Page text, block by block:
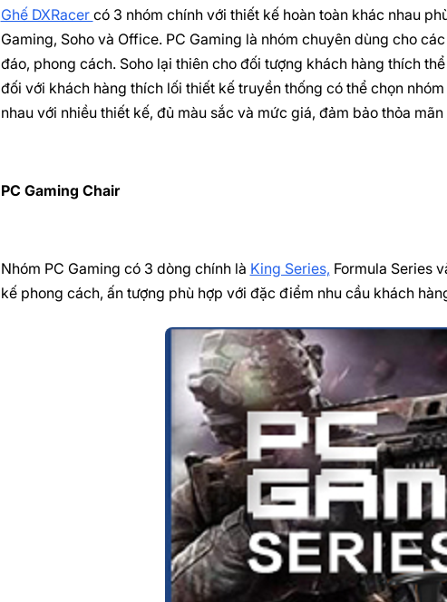
Ghế DXRacer có 3 nhóm chính với thiết kế hoàn toàn khác nhau
Gaming, Soho và Office. PC Gaming là nhóm chuyên dùng cho
đáo, phong cách. Soho lại thiên cho đối tượng khách hàng thích
đối với khách hàng thích lối thiết kế truyền thống có thể chọn
nhau với nhiều thiết kế, đủ màu sắc và mức giá, đảm bảo thỏa
PC Gaming Chair
Nhóm PC Gaming có 3 dòng chính là King Series, Formula Series
kế phong cách, ấn tượng phù hợp với đặc điểm nhu cầu khách